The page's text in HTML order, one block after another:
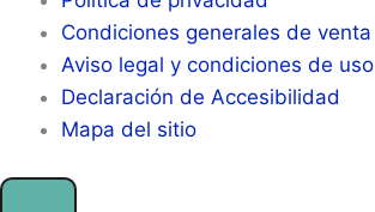
Condiciones generales de venta
Aviso legal y condiciones de uso
Declaración de Accesibilidad
Mapa del sitio